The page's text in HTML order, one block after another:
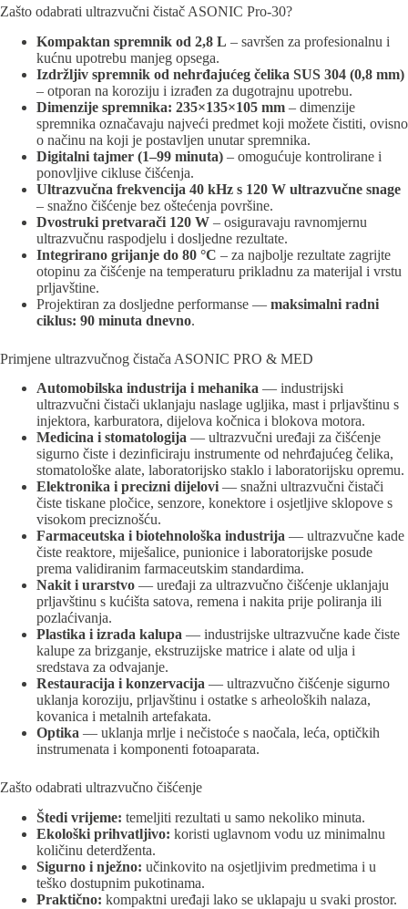
Zašto odabrati ultrazvučni čistač ASONIC Pro-30?
Kompaktan spremnik od 2,8 L – savršen za profesionalnu i
kućnu upotrebu manjeg opsega.
Izdržljiv spremnik od nehrđajućeg čelika SUS 304 (0,8 mm)
– otporan na koroziju i izrađen za dugotrajnu upotrebu.
Dimenzije spremnika: 235×135×105 mm – dimenzije
spremnika označavaju najveći predmet koji možete čistiti, ovisno
o načinu na koji je postavljen unutar spremnika.
Digitalni tajmer (1–99 minuta) – omogućuje kontrolirane i
ponovljive cikluse čišćenja.
Ultrazvučna frekvencija 40 kHz s 120 W ultrazvučne snage
– snažno čišćenje bez oštećenja površine.
Dvostruki pretvarači 120 W – osiguravaju ravnomjernu
ultrazvučnu raspodjelu i dosljedne rezultate.
Integrirano grijanje do 80 °C – za najbolje rezultate zagrijte
otopinu za čišćenje na temperaturu prikladnu za materijal i vrstu
prljavštine.
Projektiran za dosljedne performanse — maksimalni radni
ciklus: 90 minuta dnevno.
Primjene ultrazvučnog čistača ASONIC PRO & MED
Automobilska industrija i mehanika — industrijski
ultrazvučni čistači uklanjaju naslage ugljika, mast i prljavštinu s
injektora, karburatora, dijelova kočnica i blokova motora.
Medicina i stomatologija — ultrazvučni uređaji za čišćenje
sigurno čiste i dezinficiraju instrumente od nehrđajućeg čelika,
stomatološke alate, laboratorijsko staklo i laboratorijsku opremu.
Elektronika i precizni dijelovi — snažni ultrazvučni čistači
čiste tiskane pločice, senzore, konektore i osjetljive sklopove s
visokom preciznošću.
Farmaceutska i biotehnološka industrija — ultrazvučne kade
čiste reaktore, miješalice, punionice i laboratorijske posude
prema validiranim farmaceutskim standardima.
Nakit i urarstvo — uređaji za ultrazvučno čišćenje uklanjaju
prljavštinu s kućišta satova, remena i nakita prije poliranja ili
pozlaćivanja.
Plastika i izrada kalupa — industrijske ultrazvučne kade čiste
kalupe za brizganje, ekstruzijske matrice i alate od ulja i
sredstava za odvajanje.
Restauracija i konzervacija — ultrazvučno čišćenje sigurno
uklanja koroziju, prljavštinu i ostatke s arheoloških nalaza,
kovanica i metalnih artefakata.
Optika — uklanja mrlje i nečistoće s naočala, leća, optičkih
instrumenata i komponenti fotoaparata.
Zašto odabrati ultrazvučno čišćenje
Štedi vrijeme: temeljiti rezultati u samo nekoliko minuta.
Ekološki prihvatljivo: koristi uglavnom vodu uz minimalnu
količinu deterdženta.
Sigurno i nježno: učinkovito na osjetljivim predmetima i u
teško dostupnim pukotinama.
Praktično: kompaktni uređaji lako se uklapaju u svaki prostor.